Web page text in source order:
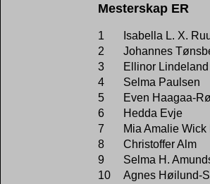
Mesterskap ER
1 Isabella L. X.
2
Johannes
3
Ellinor Lindeland
4
Selma Paulsen
5
Even Haagaa-
6
Hedda Evje
7
Mia Amalie Wick
8
Christoffer Alm
9
Selma H.
10
Agnes Høilund-